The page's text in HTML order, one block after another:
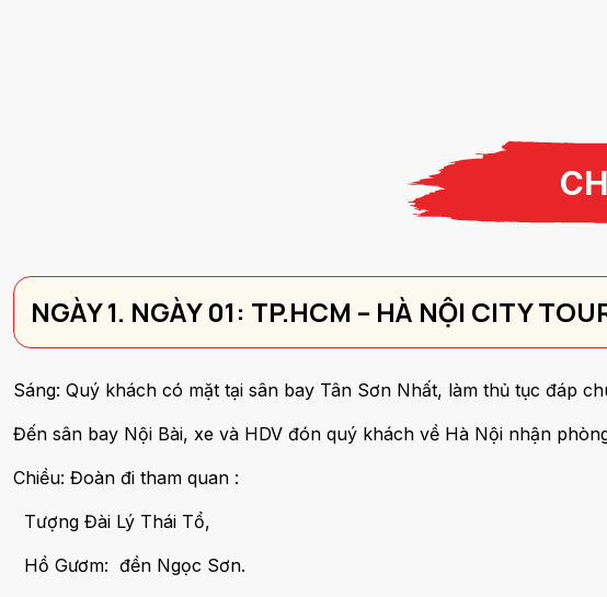
NGÀY 1. NGÀY 01: TP.HCM – HÀ NỘI CITY
Sáng: Quý khách có mặt tại sân bay Tân Sơn Nhất, làm thủ tục đáp
Đến sân bay Nội Bài, xe và HDV đón quý khách về Hà Nội nhận
Chiều: Đoàn đi tham quan :
Tượng Đài Lý Thái Tổ,
Hồ Gươm: đền Ngọc Sơn.